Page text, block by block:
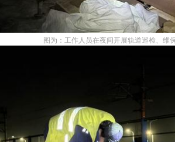
图为：工作人员在夜间开展轨道巡检、维